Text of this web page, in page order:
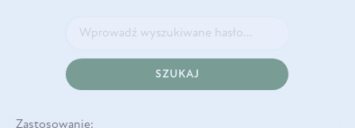
SZUKAJ
Zastosowanie: